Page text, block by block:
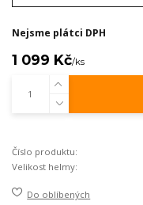
Nejsme plátci DPH
1 099 Kč/ks
Číslo produktu:
Velikost helmy:
Do oblíbených